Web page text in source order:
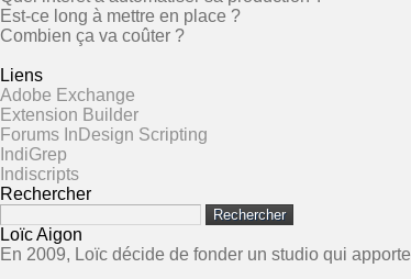
Est-ce long à mettre en place ?
Combien ça va coûter ?
Liens
Adobe Exchange
Extension Builder
Forums InDesign Scripting
IndiGrep
Indiscripts
Rechercher
Loïc Aigon
En 2009, Loïc décide de fonder un studio qui apporte